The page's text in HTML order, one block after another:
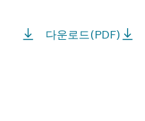
다운로드(PDF)